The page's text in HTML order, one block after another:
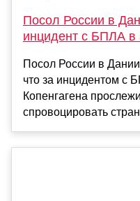
Посол России в
инцидент с БПЛА в
Посол России в
что за инцидентом с
Копенгагена
спровоцировать